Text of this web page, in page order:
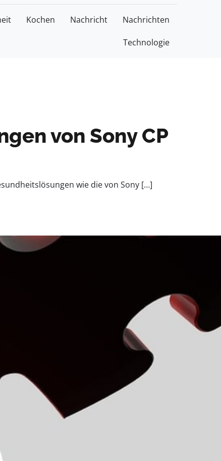
Kochen Nachricht Nachrichten
Technologie
von Sony CP
wie die von Sony […]